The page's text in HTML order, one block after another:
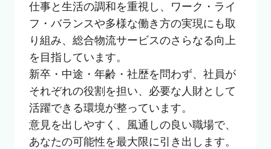
仕事と生活の調和を重視し、ワーク・ライ
フ・バランスや多様な働き方の実現にも取
り組み、総合物流サービスのさらなる向上
を目指しています。
新卒・中途・年齢・社歴を問わず、社員が
それぞれの役割を担い、必要な人財として
活躍できる環境が整っています。
意見を出しやすく、風通しの良い職場で、
あなたの可能性を最大限に引き出します。